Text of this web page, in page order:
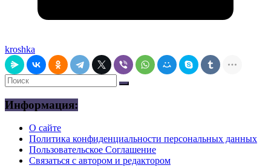
kroshka
Информация:
О сайте
Политика конфиденциальности персональных данных
Пользовательское Соглашение
Связаться с автором и редактором